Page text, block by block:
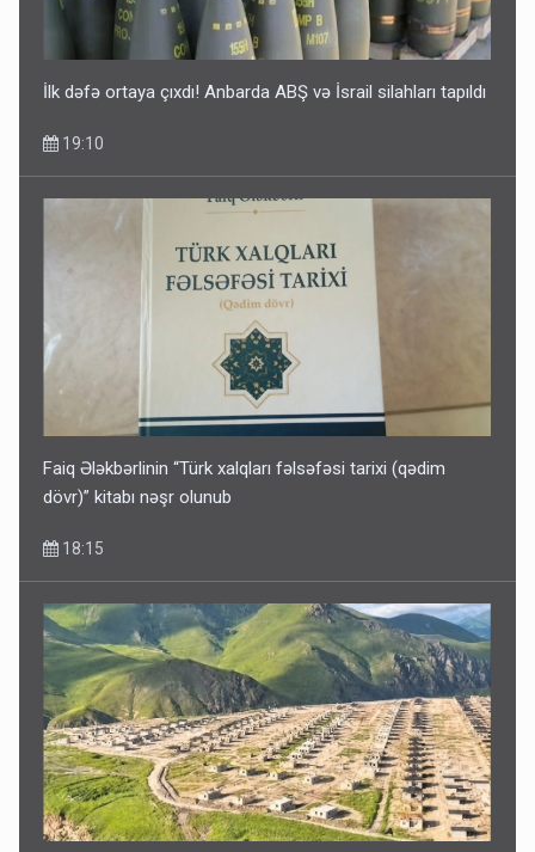
İlk dəfə ortaya çıxdı! Anbarda ABŞ və İsrail silahları tapıldı
19:10
Faiq Ələkbərlinin “Türk xalqları fəlsəfəsi tarixi (qədim
dövr)” kitabı nəşr olunub
18:15